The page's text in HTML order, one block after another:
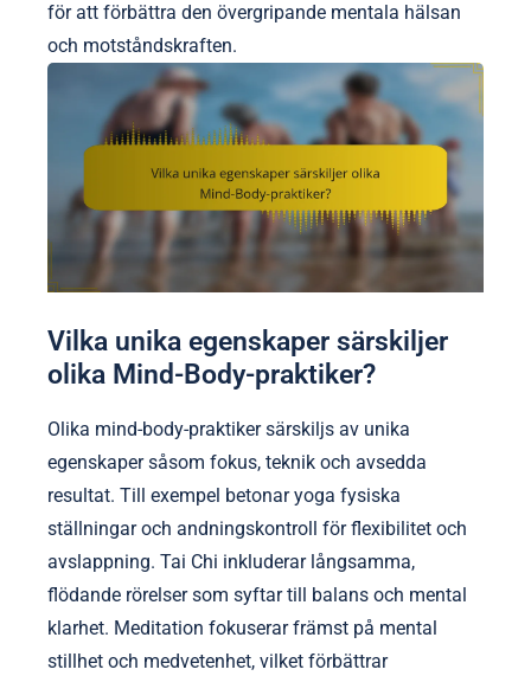
för att förbättra den övergripande mentala hälsan
och motståndskraften.
Vilka unika egenskaper särskiljer
olika Mind-Body-praktiker?
Olika mind-body-praktiker särskiljs av unika
egenskaper såsom fokus, teknik och avsedda
resultat. Till exempel betonar yoga fysiska
ställningar och andningskontroll för flexibilitet och
avslappning. Tai Chi inkluderar långsamma,
flödande rörelser som syftar till balans och mental
klarhet. Meditation fokuserar främst på mental
stillhet och medvetenhet, vilket förbättrar